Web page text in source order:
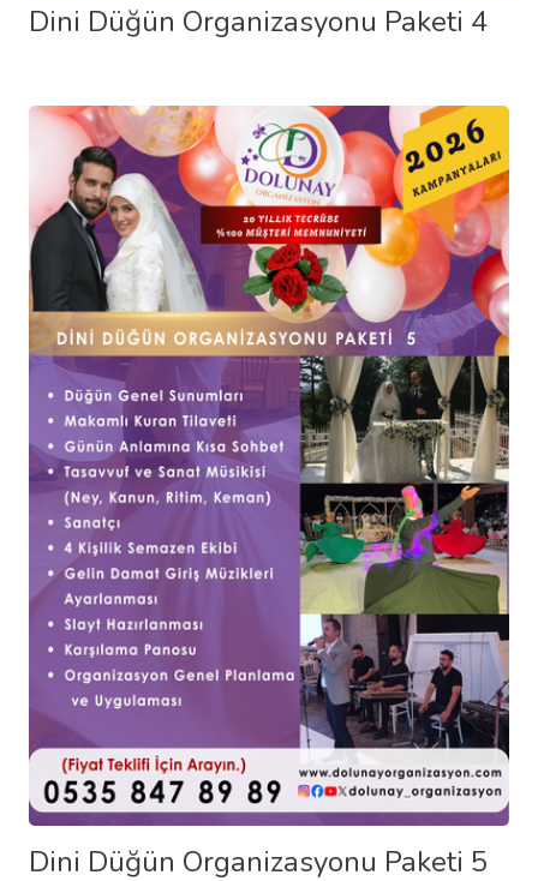
Dini Düğün Organizasyonu Paketi 4
Dini Düğün Organizasyonu Paketi 5